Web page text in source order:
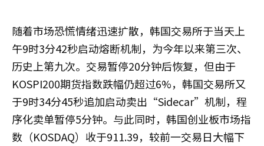
随着市场恐慌情绪迅速扩散，韩国交易所于当天上
午9时3分42秒启动熔断机制，为今年以来第三次、
历史上第九次。交易暂停20分钟后恢复，但由于
KOSPI200期货指数跌幅仍超过6%，韩国交易所又
于9时34分45秒追加启动卖出“Sidecar”机制，程
序化卖单暂停5分钟。与此同时，韩国创业板市场指
数（KOSDAQ）收于911.39，较前一交易日大幅下